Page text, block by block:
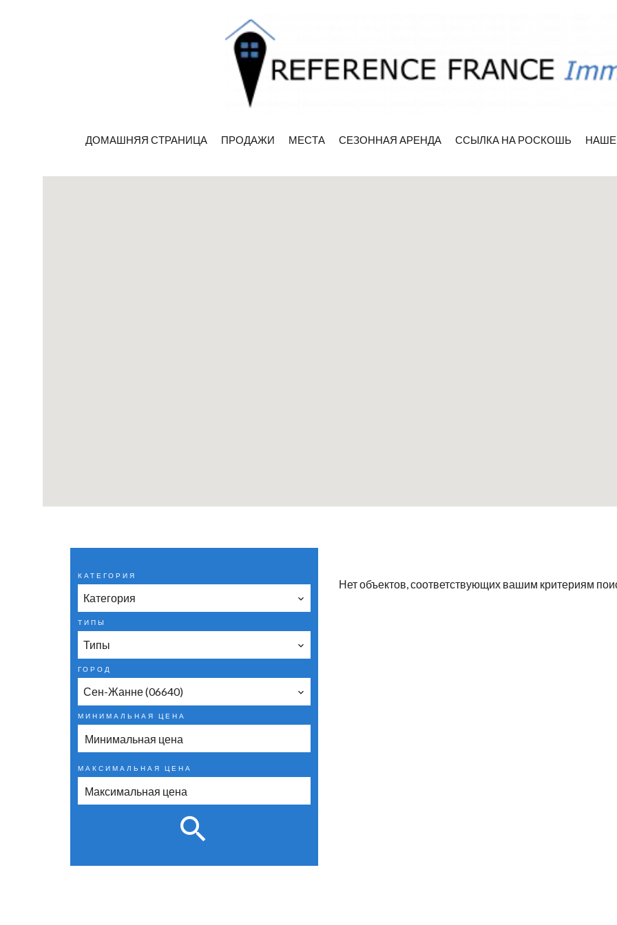
ДОМАШНЯЯ СТРАНИЦА ПРОДАЖИ МЕСТА СЕЗОННАЯ АРЕНДА ССЫЛКА НА РОСКОШЬ НАШЕ
Нет объектов, соответствующих вашим критериям
КАТЕГОРИЯ
Категория
ТИПЫ
Типы
ГОРОД
Сен-Жанне (06640)
МИНИМАЛЬНАЯ ЦЕНА
МАКСИМАЛЬНАЯ ЦЕНА